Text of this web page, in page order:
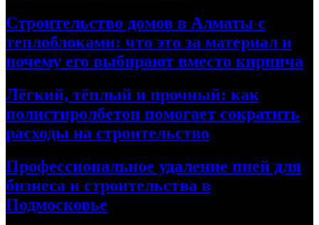
Строительство домов в Алматы с
теплоблоками: что это за материал и
почему его выбирают вместо кирпича
Лёгкий, тёплый и прочный: как
полистиролбетон помогает сократить
расходы на строительство
Профессиональное удаление пней для
бизнеса и строительства в
Подмосковье